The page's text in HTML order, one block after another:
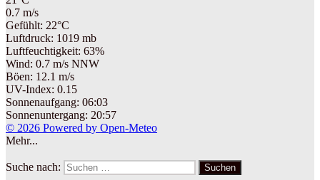
0.7 m/s
Gefühlt: 22°C
Luftdruck: 1019 mb
Luftfeuchtigkeit: 63%
Wind: 0.7 m/s NNW
Böen: 12.1 m/s
UV-Index: 0.15
Sonnenaufgang: 06:03
Sonnenuntergang: 20:57
© 2026 Powered by Open-Meteo
Mehr...
Suche nach: Suchen